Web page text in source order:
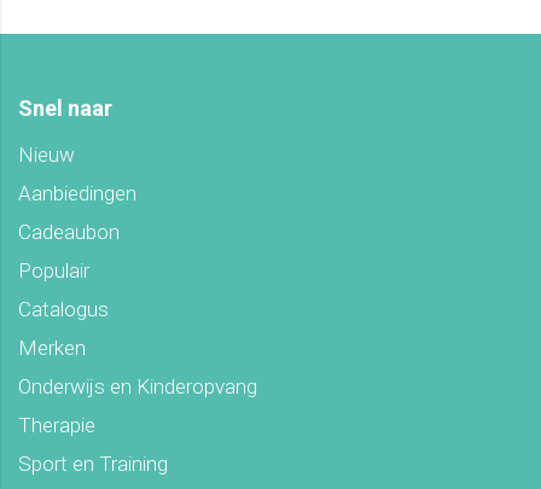
Snel naar
Nieuw
Aanbiedingen
Cadeaubon
Populair
Catalogus
Merken
Onderwijs en Kinderopvang
Therapie
Sport en Training